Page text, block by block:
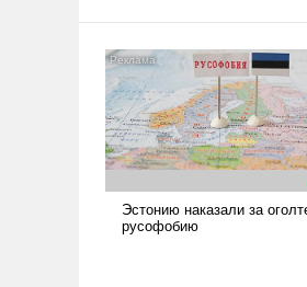
и ее реализация радикально
поднимет наши боевые
возможности.